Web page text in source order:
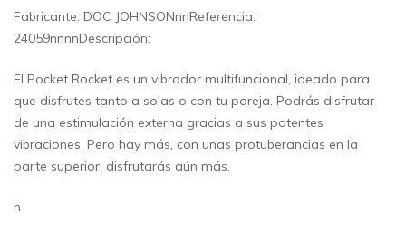
Fabricante: DOC JOHNSONnnReferencia:
24059nnnnDescripción:
El Pocket Rocket es un vibrador multifuncional, ideado para
que disfrutes tanto a solas o con tu pareja. Podrás disfrutar
de una estimulación externa gracias a sus potentes
vibraciones. Pero hay más, con unas protuberancias en la
parte superior, disfrutarás aún más.
n